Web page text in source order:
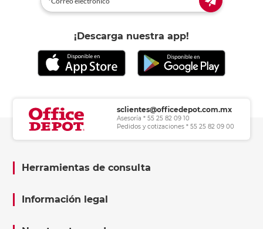
¡Descarga nuestra app!
sclientes@officedepot.com.mx
Asesoría * 55 25 82 09 10
Pedidos y cotizaciones * 55 25 82 09 00
Herramientas de consulta
Información legal